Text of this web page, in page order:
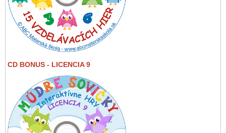
CD BONUS - LICENCIA 9